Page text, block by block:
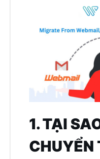
1. TẠI
CHUYỂN